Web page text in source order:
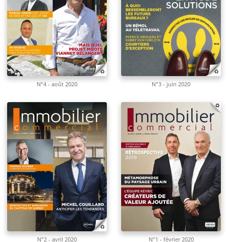
N°4 - août 2020 N°3 - juin 2020
N°2 - avril 2020 N°1 - février 2020